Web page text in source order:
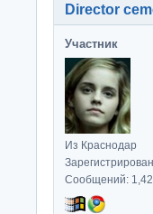
Director
Участник
Из Краснодар
Сообщений: